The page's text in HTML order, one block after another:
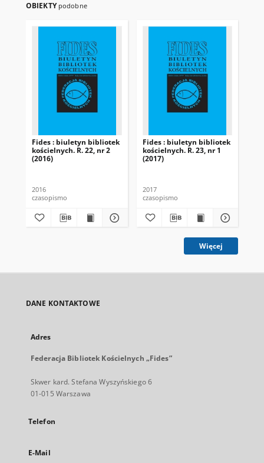
OBIEKTY podobne
Fides : biuletyn bibliotek
kościelnych. R. 22, nr 2
(2016)
2016
czasopismo
Fides : biuletyn bibliotek
kościelnych. R. 23, nr 1
(2017)
2017
czasopismo
Więcej
DANE KONTAKTOWE
Adres
Federacja Bibliotek Kościelnych „Fides”
Skwer kard. Stefana Wyszyńskiego 6
01-015 Warszawa
Telefon
E-Mail